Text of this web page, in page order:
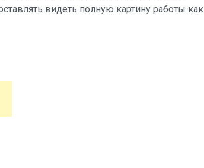
видеть полную картину работы как